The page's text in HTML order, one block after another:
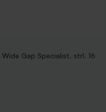
Gap Specialist, strl. 16